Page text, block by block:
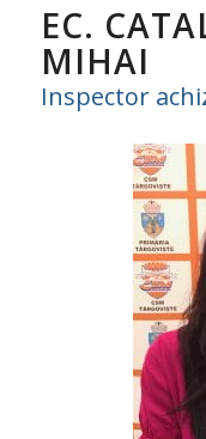
EC.
MIHAI
Inspector